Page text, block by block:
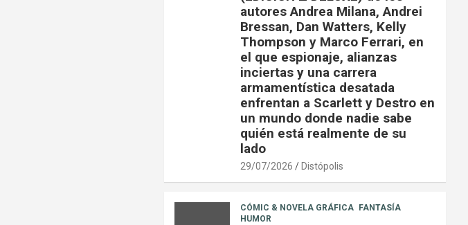
autores Andrea Milana, Andrei
Bressan, Dan Watters, Kelly
Thompson y Marco Ferrari, en
el que espionaje, alianzas
inciertas y una carrera
armamentística desatada
enfrentan a Scarlett y Destro en
un mundo donde nadie sabe
quién está realmente de su
lado
29/07/2026 Distópolis
CÓMIC & NOVELA GRÁFICA
FANTASÍA
HUMOR